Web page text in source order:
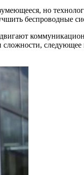
но
беспроводные